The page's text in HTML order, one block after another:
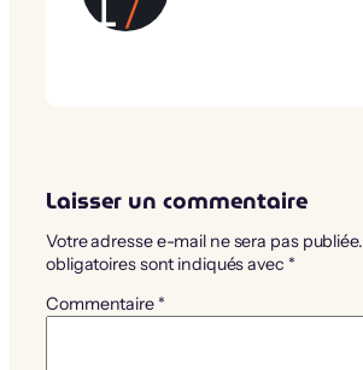
Laisser un commentaire
Votre adresse e-mail ne sera pas publiée.
obligatoires sont indiqués avec *
Commentaire *